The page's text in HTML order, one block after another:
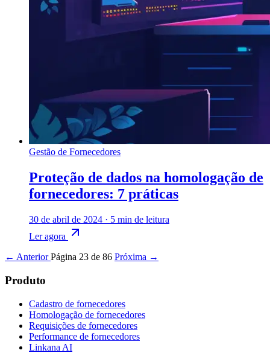
Gestão de Fornecedores
Proteção de dados na homologação de
fornecedores: 7 práticas
30 de abril de 2024 · 5 min de leitura
Ler agora
← AnteriorPágina 23 de 86 Próxima →
Produto
Cadastro de fornecedores
Homologação de fornecedores
Requisições de fornecedores
Performance de fornecedores
Linkana AI